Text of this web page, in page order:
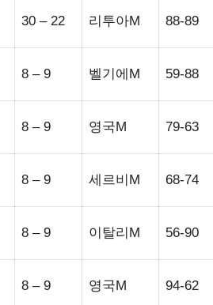
30 – 22 리투아M 88-89
8 – 9 벨기에M 59-88
8 – 9 영국M 79-63
8 – 9 세르비M 68-74
8 – 9 이탈리M 56-90
8 – 9 영국M 94-62